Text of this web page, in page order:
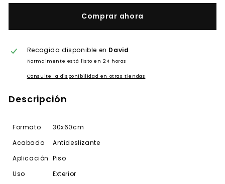
Comprar ahora
Recogida disponible en David
Normalmente está listo en 24 horas
Consulte la disponibilidad en otras tiendas
Descripción
Formato
30x60cm
Acabado
Antideslizante
Aplicación Piso
Uso
Exterior